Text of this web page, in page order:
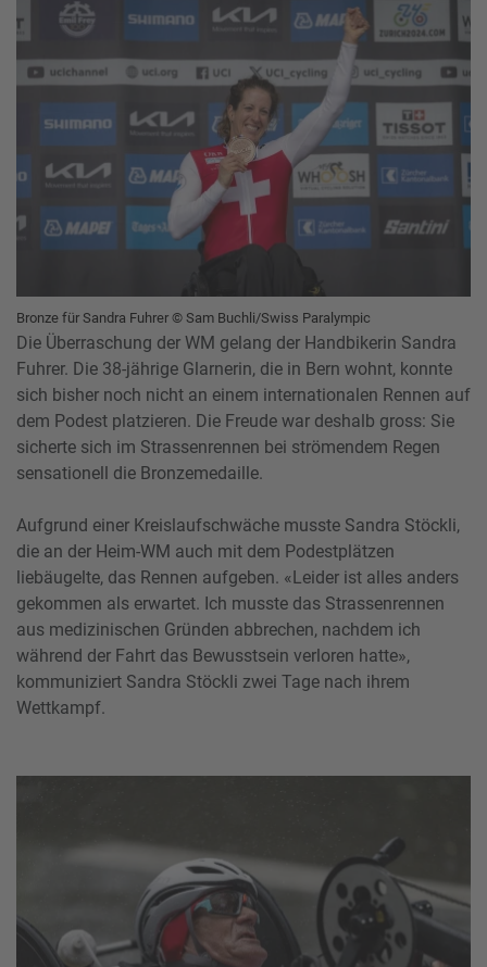
Bronze für Sandra Fuhrer © Sam Buchli/Swiss Paralympic
Die Überraschung der WM gelang der Handbikerin Sandra
Fuhrer. Die 38-jährige Glarnerin, die in Bern wohnt, konnte
sich bisher noch nicht an einem internationalen Rennen auf
dem Podest platzieren. Die Freude war deshalb gross: Sie
sicherte sich im Strassenrennen bei strömendem Regen
sensationell die Bronzemedaille.
Aufgrund einer Kreislaufschwäche musste Sandra Stöckli,
die an der Heim-WM auch mit dem Podestplätzen
liebäugelte, das Rennen aufgeben. «Leider ist alles anders
gekommen als erwartet. Ich musste das Strassenrennen
aus medizinischen Gründen abbrechen, nachdem ich
während der Fahrt das Bewusstsein verloren hatte»,
kommuniziert Sandra Stöckli zwei Tage nach ihrem
Wettkampf.